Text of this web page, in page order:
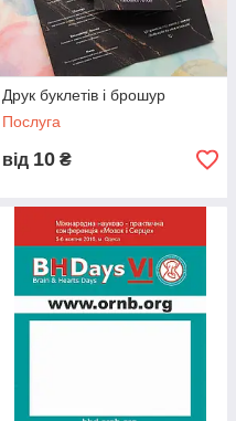
Друк буклетів і брошур
Послуга
від 10 ₴